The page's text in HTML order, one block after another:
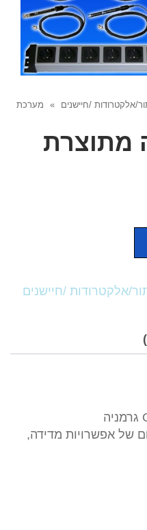
אלקטרודות /חיישנים »
מערכת
מתוצרת
אלקטרודות /חיישנים
של אפשרויות מדידה,